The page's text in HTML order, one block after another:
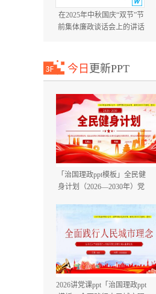
在2025年中秋国庆“双节”节
前集体廉政谈话会上的讲话
今日 更新PPT
「治国理政ppt模板」全民健
身计划（2026—2030年）党
2026讲党课ppt「治国理政ppt